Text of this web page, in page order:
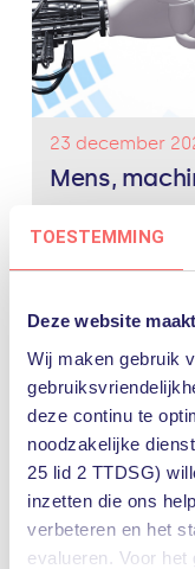
TOESTEMMING
Deze website
Wij maken gebruik
deze continu te
noodzakelijke
25 lid 2 TTDSG)
inzetten die ons
verbeteren en het
evalueren. Voor
23 december
Mens,
te werken? Jelle
machine
security